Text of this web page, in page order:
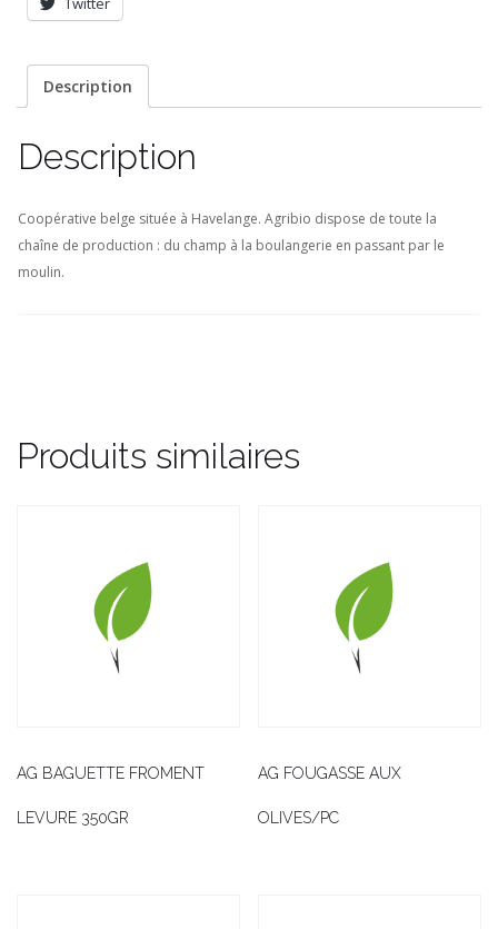
Description
Description
Coopérative belge située à Havelange. Agribio dispose de toute la
chaîne de production : du champ à la boulangerie en passant par le
moulin.
Produits similaires
AG BAGUETTE FROMENT
LEVURE 350GR
AG FOUGASSE AUX
OLIVES/PC